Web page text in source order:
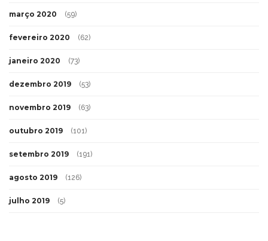
março 2020 (59)
fevereiro 2020 (62)
janeiro 2020 (73)
dezembro 2019 (53)
novembro 2019 (63)
outubro 2019 (101)
setembro 2019 (191)
agosto 2019 (126)
julho 2019 (5)